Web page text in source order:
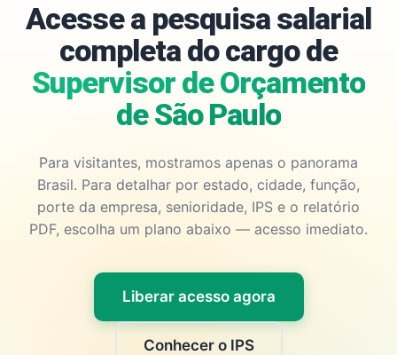
Acesse a pesquisa salarial
completa do cargo de
Supervisor de Orçamento
de São Paulo
Para visitantes, mostramos apenas o panorama
Brasil. Para detalhar por estado, cidade, função,
porte da empresa, senioridade, IPS e o relatório
PDF, escolha um plano abaixo — acesso imediato.
Liberar acesso agora
Conhecer o IPS